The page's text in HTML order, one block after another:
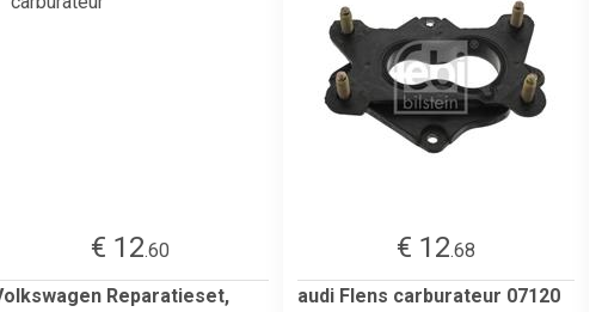
€ 12.60
Reparatieset,
€ 12.68
audi Flens carburateur 07120